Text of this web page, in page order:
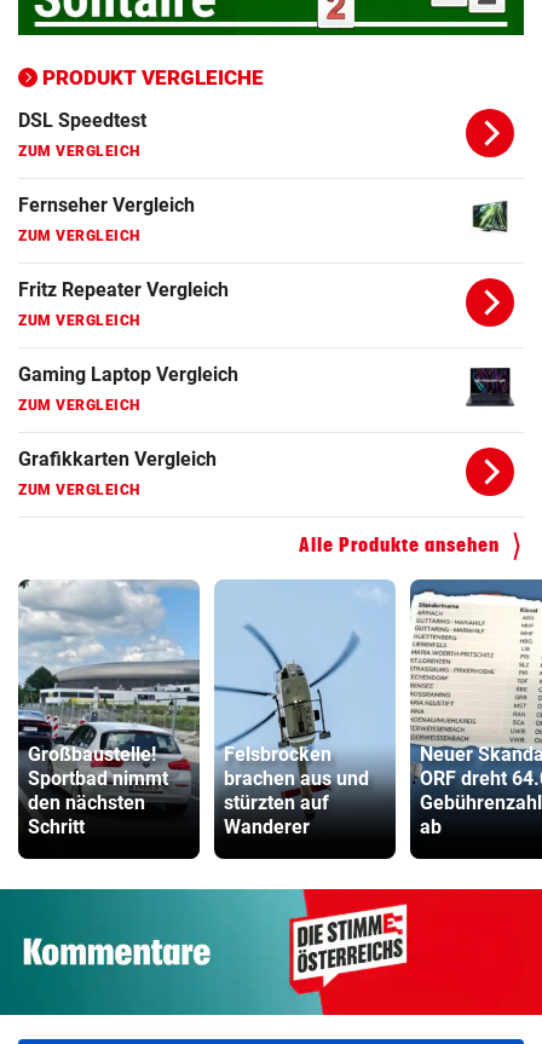
PRODUKT VERGLEICHE
Bluetooth Lautsprecher Vergleich
ZUM VERGLEICH
DSL Speedtest
ZUM VERGLEICH
Fernseher Vergleich
ZUM VERGLEICH
Fritz Repeater Vergleich
ZUM VERGLEICH
Gaming Laptop Vergleich
ZUM VERGLEICH
Grafikkarten Vergleich
ZUM VERGLEICH
Alle Produkte ansehen
Großbaustelle!
Sportbad nimmt
den nächsten
Schritt
Felsbrocken
brachen aus und
stürzten auf
Wanderer
Neuer
ORF dreht
ab